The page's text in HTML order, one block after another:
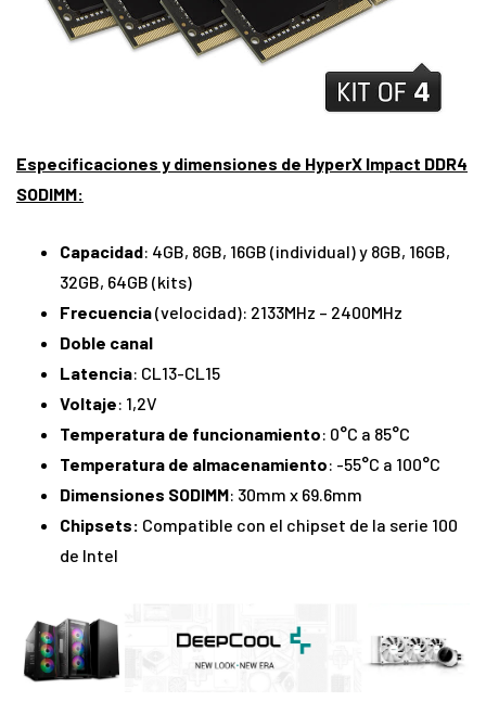
Especificaciones y dimensiones de HyperX Impact DDR4
SODIMM:
Capacidad: 4GB, 8GB, 16GB (individual) y 8GB, 16GB,
32GB, 64GB (kits)
Frecuencia(velocidad): 2133MHz – 2400MHz
Doble canal
Latencia: CL13-CL15
Voltaje: 1,2V
Temperatura de funcionamiento: 0°C a 85°C
Temperatura de almacenamiento: -55°C a 100°C
Dimensiones SODIMM: 30mm x 69.6mm
Chipsets: Compatible con el chipset de la serie 100
de Intel